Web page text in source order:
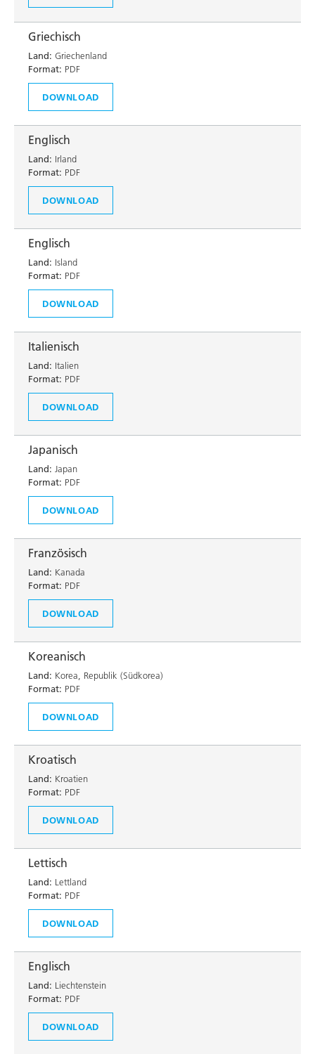
Griechisch
Land: Griechenland
Format: PDF
DOWNLOAD
Englisch
Land: Irland
Format: PDF
DOWNLOAD
Englisch
Land: Island
Format: PDF
DOWNLOAD
Italienisch
Land: Italien
Format: PDF
DOWNLOAD
Japanisch
Land: Japan
Format: PDF
DOWNLOAD
Französisch
Land: Kanada
Format: PDF
DOWNLOAD
Koreanisch
Land: Korea, Republik (Südkorea)
Format: PDF
DOWNLOAD
Kroatisch
Land: Kroatien
Format: PDF
DOWNLOAD
Lettisch
Land: Lettland
Format: PDF
DOWNLOAD
Englisch
Land: Liechtenstein
Format: PDF
DOWNLOAD